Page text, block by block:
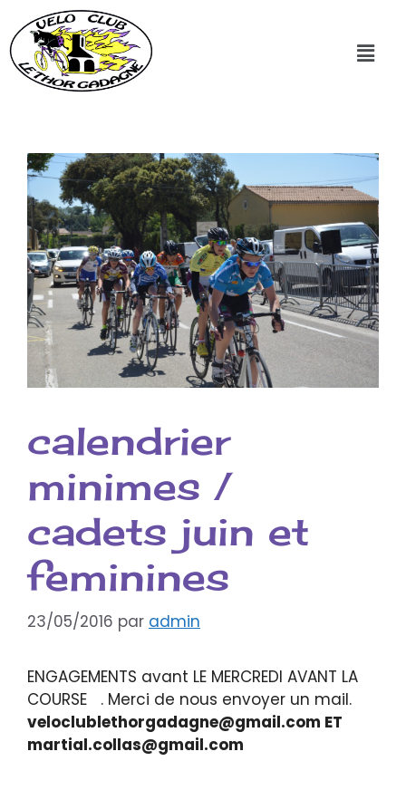
calendrier
minimes /
cadets juin et
feminines
23/05/2016 par admin
ENGAGEMENTS avant LE MERCREDI AVANT LA
COURSE . Merci de nous envoyer un mail.
veloclublethorgadagne@gmail.com ET
martial.collas@gmail.com